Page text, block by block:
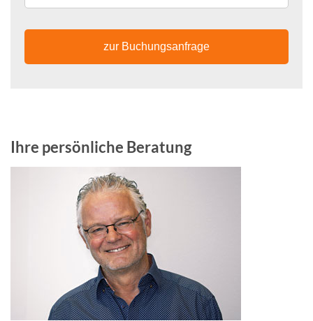
zur Buchungsanfrage
Ihre persönliche Beratung